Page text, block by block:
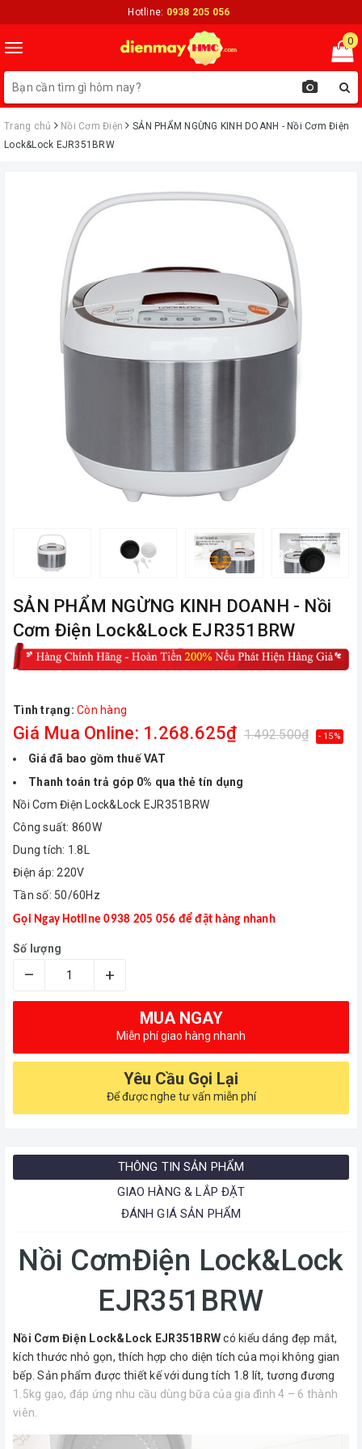
Hotline: 0938 205 056
Toggle
navigation
0
Trang chủ Nồi Cơm Điện
ㅤSẢN PHẨM NGỪNG KINH DOANH - Nồi Cơm Điện
Lock&Lock EJR351BRW
ㅤSẢN PHẨM NGỪNG KINH DOANH - Nồi
Cơm Điện Lock&Lock EJR351BRW
Tình trạng: Còn hàng
Giá Mua Online: 1.268.625₫ 1.492.500₫ - 15%
Giá đã bao gồm thuế VAT
Thanh toán trả góp 0% qua thẻ tín dụng
Nồi Cơm Điện Lock&Lock EJR351BRW
Công suất: 860W
Dung tích: 1.8L
Điện áp: 220V
Tần số: 50/60Hz
Gọi Ngay Hotline 0938 205 056 để đặt hàng nhanh
Số lượng
– +
MUA NGAY
Miễn phí giao hàng nhanh
Yêu Cầu Gọi Lại
Để được nghe tư vấn miễn phí
THÔNG TIN SẢN PHẨM
GIAO HÀNG & LẮP ĐẶT
ĐÁNH GIÁ SẢN PHẨM
Nồi CơmĐiện Lock&Lock
EJR351BRW
Nồi Cơm Điện Lock&Lock EJR351BRWcó kiểu dáng đẹp mắt,
kích thước nhỏ gọn, thích hợp cho diện tích của mọi không gian
bếp. Sản phẩm được thiết kế với dung tích 1.8 lít, tương đương
1.5kg gạo, đáp ứng nhu cầu dùng bữa của gia đình 4 – 6 thành
viên.